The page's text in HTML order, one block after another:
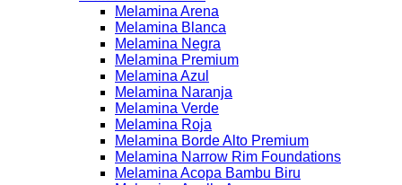
Melamina Arena
Melamina Blanca
Melamina Negra
Melamina Premium
Melamina Azul
Melamina Naranja
Melamina Verde
Melamina Roja
Melamina Borde Alto Premium
Melamina Narrow Rim Foundations
Melamina Acopa Bambu Biru